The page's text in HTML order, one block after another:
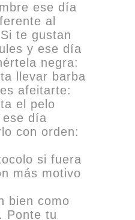
ese día
al
te gustan
y ese día
negra:
llevar barba
afeitarte:
el pelo
ese día
con orden:
si fuera
más motivo
bien como
Ponte tu